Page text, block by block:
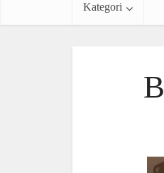
Kategori